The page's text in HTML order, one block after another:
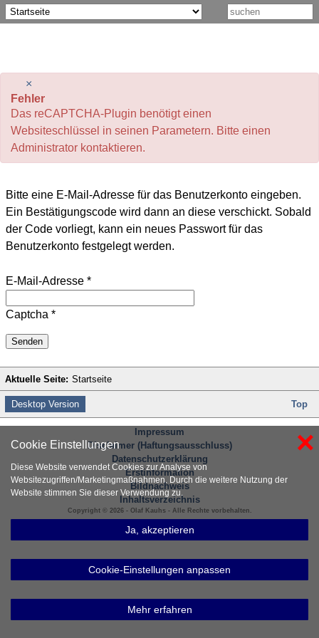
×
Fehler
Das reCAPTCHA-Plugin benötigt einen
Websiteschlüssel in seinen Parametern. Bitte einen
Administrator kontaktieren.
Bitte eine E-Mail-Adresse für das Benutzerkonto eingeben.
Ein Bestätigungscode wird dann an diese verschickt. Sobald
der Code vorliegt, kann ein neues Passwort für das
Benutzerkonto festgelegt werden.
E-Mail-Adresse *
Captcha *
Senden
Aktuelle Seite: Startseite
Desktop Version Top
Impressum
Disclaimer (Haftungsausschluss)
Datenschutzerklärung
Erstinformation
Bildnachweis
Inhaltsverzeichnis
×
Cookie Einstellungen
Diese Website verwendet Cookies zur Analyse von
Websitezugriffen/Marketingmaßnahmen. Durch die weitere Nutzung der
Website stimmen Sie dieser Verwendung zu.
Ja, akzeptieren
Cookie-Einstellungen anpassen
Mehr erfahren
Copyright © 2026 - Olaf Kauhs - Alle Rechte vorbehalten.